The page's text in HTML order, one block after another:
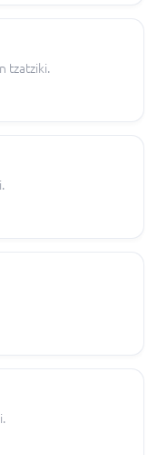
tzatziki.